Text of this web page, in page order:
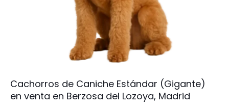
Cachorros de Caniche Estándar (Gigante)
en venta en Berzosa del Lozoya, Madrid